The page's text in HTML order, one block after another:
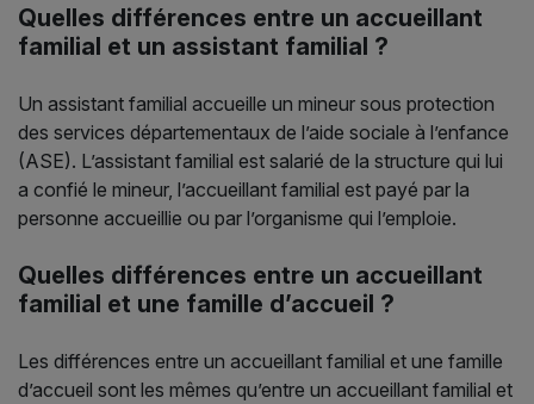
Quelles différences entre un accueillant
familial et un assistant familial ?
Un assistant familial accueille un mineur sous protection
des services départementaux de l’aide sociale à l’enfance
(ASE). L’assistant familial est salarié de la structure qui lui
a confié le mineur, l’accueillant familial est payé par la
personne accueillie ou par l’organisme qui l’emploie.
Quelles différences entre un accueillant
familial et une famille d’accueil ?
Les différences entre un accueillant familial et une famille
d’accueil sont les mêmes qu’entre un accueillant familial et